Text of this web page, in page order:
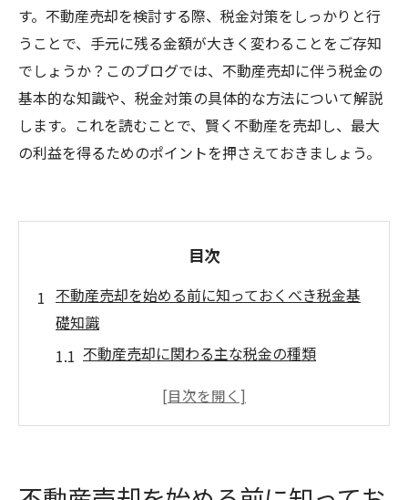
す。不動産売却を検討する際、税金対策をしっかりと行
うことで、手元に残る金額が大きく変わることをご存知
でしょうか？このブログでは、不動産売却に伴う税金の
基本的な知識や、税金対策の具体的な方法について解説
します。これを読むことで、賢く不動産を売却し、最大
の利益を得るためのポイントを押さえておきましょう。
目次
不動産売却を始める前に知っておくべき税金基
礎知識
不動産売却に関わる主な税金の種類
税金を支払うタイミングと方法